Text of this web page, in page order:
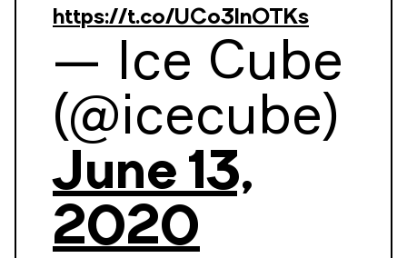
https://t.co/UCo3InOTKs
— Ice Cube
(@icecube)
June 13,
2020